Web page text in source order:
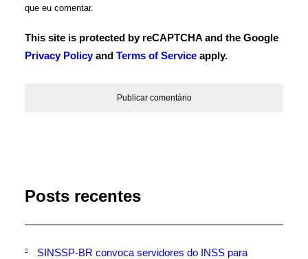
que eu comentar.
This site is protected by reCAPTCHA and the Google
Privacy Policyand Terms of Service apply.
Posts recentes
SINSSP-BR convoca servidores do INSS para